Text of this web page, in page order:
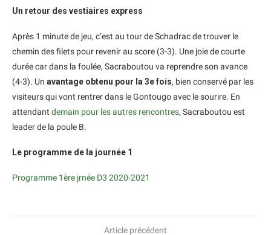
Un retour des vestiaires express
Après 1 minute de jeu, c’est au tour de Schadrac de trouver le
chemin des filets pour revenir au score (3-3). Une joie de courte
durée car dans la foulée, Sacraboutou va reprendre son avance
(4-3). Un avantage obtenu pour la 3e fois, bien conservé par les
visiteurs qui vont rentrer dans le Gontougo avec le sourire. En
attendant demain pour les autres rencontres, Sacraboutou est
leader de la poule B.
Le programme de la journée 1
Programme 1ère jrnée D3 2020-2021
Article précédent